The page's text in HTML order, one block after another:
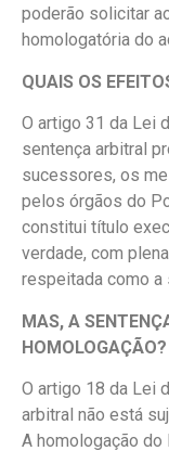
poderão solicitar
homologatória do
QUAIS OS
O artigo 31 da Lei
sentença arbitral
sucessores, os
pelos órgãos do
constitui título
verdade, com
respeitada como a
MAS, A
HOMOLOGAÇÃO?
O artigo 18 da Lei
arbitral não está
A homologação do